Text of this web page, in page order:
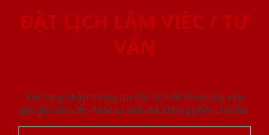
ĐẶT LỊCH LÀM VIỆC / TƯ
VẤN
Vui lòng nhập thông tin đặt lịch để được sắp xếp
gặp gỡ làm việc hoăc tư vấn mà không phải chờ đợi.